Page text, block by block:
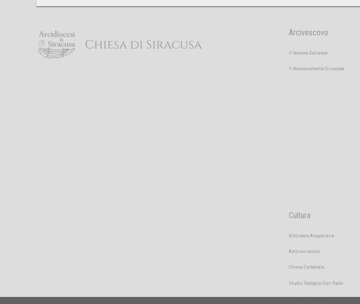
Arcivescovo
Il Vescovo Salvatore
Il Vescovo emerito Giuseppe
Cultura
Biblioteca Alagoniana
Archivio storico
Chiesa Cattedrale
Studio Teologico San Paolo
Istituto San Metodio